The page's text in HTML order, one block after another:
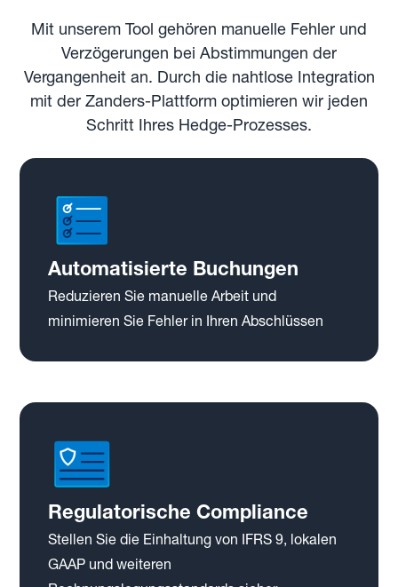
Mit unserem Tool gehören manuelle Fehler und
Verzögerungen bei Abstimmungen der
Vergangenheit an. Durch die nahtlose Integration
mit der Zanders-Plattform optimieren wir jeden
Schritt Ihres Hedge-Prozesses.
Automatisierte Buchungen
Reduzieren Sie manuelle Arbeit und
minimieren Sie Fehler in Ihren Abschlüssen
Regulatorische Compliance
Stellen Sie die Einhaltung von IFRS 9, lokalen
GAAP und weiteren